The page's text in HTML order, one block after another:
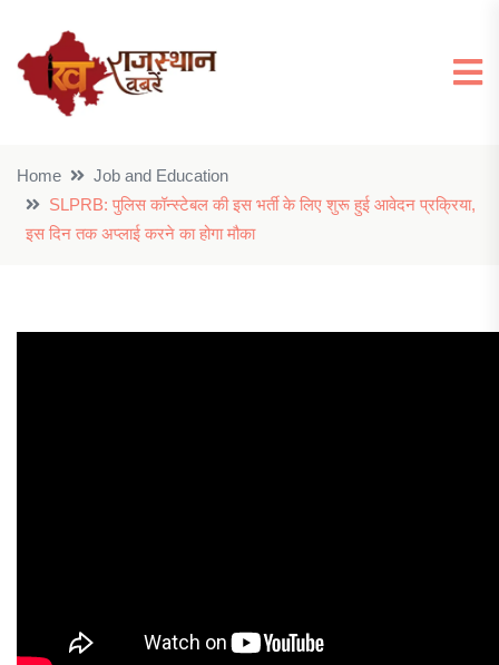
Home
Job and Education
SLPRB: पुलिस कॉन्स्टेबल की इस भर्ती के लिए शुरू हुई आवेदन प्रक्रिया,
इस दिन तक अप्लाई करने का होगा मौका